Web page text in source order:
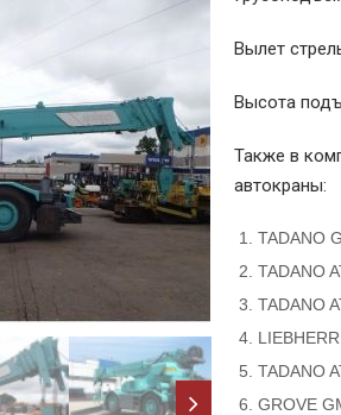
Вылет
Высота
Также в
автокраны:
TADANO
TADANO
TADANO
TADANO
GROVE